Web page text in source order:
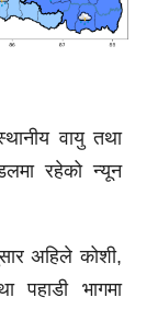
वायु तथा
रहेको न्यून
अहिले कोशी,
पहाडी भागमा